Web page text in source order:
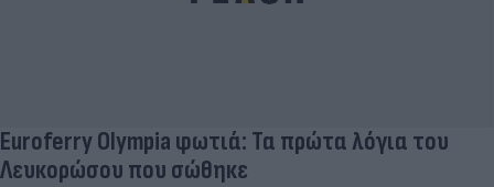
Euroferry Olympia φωτιά: Τα πρώτα λόγια του
Λευκορώσου που σώθηκε